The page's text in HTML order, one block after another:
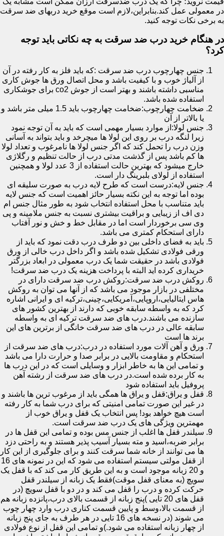
در معمولی عمل کند.بنابراین،لازم است موقع خرید دربهای ضد سرقت
به برخی نکات توجه کنید.
در هنگام خرید درب ضد سرقت به چه نکاتی باید توجه
کرد؟
جنس چهارچوب درب ضد سرقت :که باید فلز به کار رفته در آن
از آلیاژ خوب و با کیفیت باشد و محل اتصال ورق ها جوش کاری
مناسبی داشته باشند و بهتر است از جوش co2 برای جوشکاری
استفاده شده باشد.
ضخامت چهارچوب:ضخامت چهارچوب باید 1.5 میلی متر باشد و
یا بالاتر از آن
جنس لولا:از موارد بسیار مهمی است که باید به آن توجه نمود
زیرا لنگه درب بر روی این لولا ها میچرخد و باید بتواند به آسانی
وزن درب را تحمل کند که اگر جنس لولا ها نامرغوب و تعداد لولا
ها کم باشد پس از گذشت مدتی درب از حالت تنظیم و رگلاژی
خارج میشود که بهترین حالت استفاده از 3 عدد لولا و همچنین
استفاده از لولای بلبرینگ دار است.
جنس لایه:درست است که طرح لایه درب به صورت سلیقه ای
بوده اما توجه به این نکته بسیار حائز اهمیت است که جنس لایه
باید متناسب با محل استفاده انتخاب شود به طور مثال جنس ام
دی اف از زیبایی و براقیت بیشتری نسبت به جنس ملامینه و پی
وی سی برخوردار است اما در مقابل خط و خش و نور آفتاب
دارای استحکام کمتری می باشد.
باید به فضای داخلی بین دو طرف درب دقت نمود که باید از
ورقی فولادی تشکیل شده باشد و اگر داخل درب خالی از ورق
فولادی باشد در حقیقت شما یک درب معمولی در ابعاد بزرگتر
خریداری کرده اید البته با پرداخت هزینه یک درب ضد سرقت!
روکش درب ضد سرقت:روکش درب ضد سرقت دارای در
مختلفی در بازار موجود می باشد که از آنها می توان به روکش
هاس ایتالیایی،اروپایی،آمریکایی،چینی،ترکیه ای و ایرانی اشاره
کرد که به واسطه سابقه خوبی که دارند از بهترین کشور های
سازنده می باشند.درب های ضد سرقت ترکیه ای به واسطه
سابقه عالی در درب های ضد سرقت خانگی از برترین های این
برند ها است
ورق و آهن آلات مورد استفاده در درب:درب های ضد سرقت از
استحکام و مقاومت بالایی در برابر صدا و حرارت دارا می باشد
و تمامی این ها به خاطر ابزار و وسایلی است که در این درب ها
به کار برده شده است.در درب های ضد سرقت از رشته آهن
پروفیل باید استفاده شود
قفل و یراق:قفل و یراق ها همگی باید از مرغوب ترین ها باشند و
در غیر این صورت تمامی امنیتی که برای درب شما به کار رفته
است هیچ خواهد بود! پس انتخاب یک قفل و یراق خوب از
مهمترین ویژگی های یک درب ضد سرقت است.
سیلندر قفل ها اغلب از جنس مس بوده و تمامی این قفل ها در
برابر ضربه،اسید و مته بسیار آسیب پذیر هستند و به راحتی دزد
ها می توانند از خانه شما سرقت کنند و برای جلوگیری از این کار
از قفل مولتی سیستم استفاده می شود که این در نمونه های 16
و 20 زبانه موجود است و به این طریق کار می کند که با قفل یک
سویچ (به معنای قفل موقت)فقط یک زبانه از سیلندر قفل
حرکت کرده و درب را قفل می کند و در دو با قفل سویچ (در
قفل های 20 تایی )پنج زبانه از قسمت بالای درب،پانزده زبانه هم
از قسمت بالا،وسط و پایین قسمت کناری درب وارد چهار چوب
می شوند (در نسخه های 16 تایی در هر طرف به جای پنج زبانه
از چهار زبانه استفاده می شود.)و تمامی این قفل از نوع فولادی